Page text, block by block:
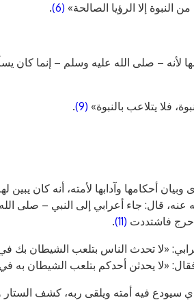
إلا الرؤيا الصالحة» (6)
.
لأنه – صلى الله عليه وسلم – إنما كان
فلا يتلاعب بالنبوة» (9)
.
أحكامها وآدابها لأمته، أنه كان يبين
قال: جاء أعرابي إلى النبي – صلى
فاشتددت (11)
.
«لا تحدث الناس بتلعب الشيطان بك
«لا يحدثن أحدكم بتلعب الشيطان به
فيه أمته ويلقى ربه، كشف الستار